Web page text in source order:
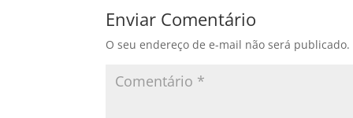
Enviar Comentário
O seu endereço de e-mail não será publicado.